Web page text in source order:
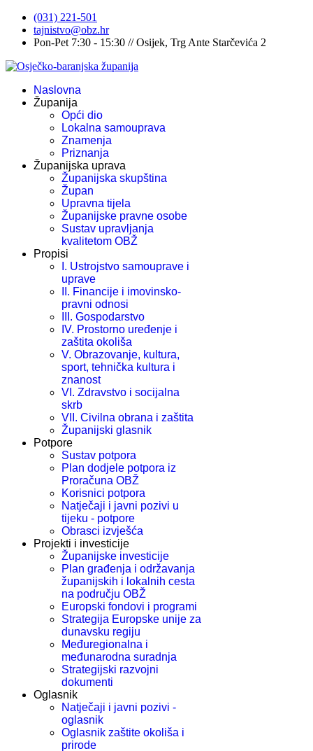
(031) 221-501
tajnistvo@obz.hr
Pon-Pet 7:30 - 15:30 // Osijek, Trg Ante Starčevića 2
Naslovna
Županija
Opći dio
Lokalna samouprava
Znamenja
Priznanja
Županijska uprava
Županijska skupština
Župan
Upravna tijela
Županijske pravne osobe
Sustav upravljanja
kvalitetom OBŽ
Propisi
I. Ustrojstvo samouprave i
uprave
II. Financije i imovinsko-
pravni odnosi
III. Gospodarstvo
IV. Prostorno uređenje i
zaštita okoliša
V. Obrazovanje, kultura,
sport, tehnička kultura i
znanost
VI. Zdravstvo i socijalna
skrb
VII. Civilna obrana i zaštita
Županijski glasnik
Potpore
Sustav potpora
Plan dodjele potpora iz
Proračuna OBŽ
Korisnici potpora
Natječaji i javni pozivi u
tijeku - potpore
Obrasci izvješća
Projekti i investicije
Županijske investicije
Plan građenja i održavanja
županijskih i lokalnih cesta
na području OBŽ
Europski fondovi i programi
Strategija Europske unije za
dunavsku regiju
Međuregionalna i
međunarodna suradnja
Strategijski razvojni
dokumenti
Oglasnik
Natječaji i javni pozivi -
oglasnik
Oglasnik zaštite okoliša i
prirode